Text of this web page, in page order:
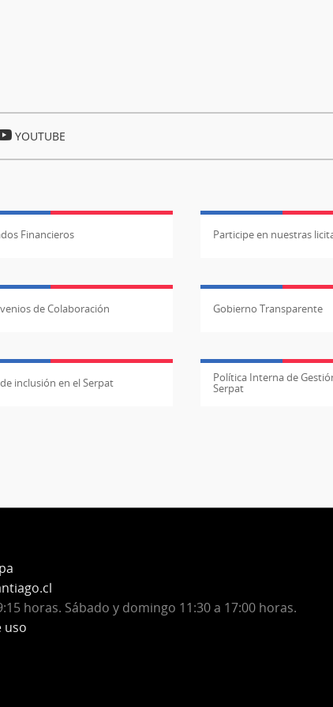
YOUTUBE
Financieros Participe en nuestras
de Colaboración Gobierno Transparente
inclusión en el Serpat Política Interna de
Serpat
horas. Sábado y domingo 11:30 a 17:00 horas.
uso